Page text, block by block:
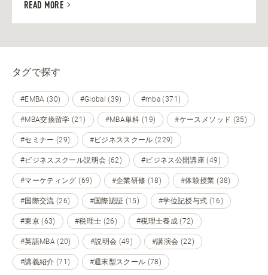
READ MORE
タグで探す
#EMBA (30) #Global (39) #mba (371)
#MBA交換留学 (21) #MBA単科 (19) #ケースメソッド (35)
#セミナー (29) #ビジネススクール (229)
#ビジネススクール説明会 (62) #ビジネス公開講座 (49)
#マーケティング (69) #企業研修 (18) #体験授業 (38)
#国際交流 (26) #国際認証 (15) #学位記授与式 (16)
#東京 (63) #税理士 (26) #税理士養成 (72)
#英語MBA (20) #説明会 (49) #講演会 (22)
#講義紹介 (71) #週末型スクール (78)